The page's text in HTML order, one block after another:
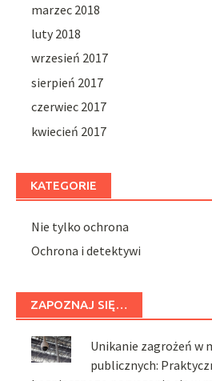
marzec 2018
luty 2018
wrzesień 2017
sierpień 2017
czerwiec 2017
kwiecień 2017
KATEGORIE
Nie tylko ochrona
Ochrona i detektywi
ZAPOZNAJ SIĘ…
Unikanie zagrożeń w
publicznych: